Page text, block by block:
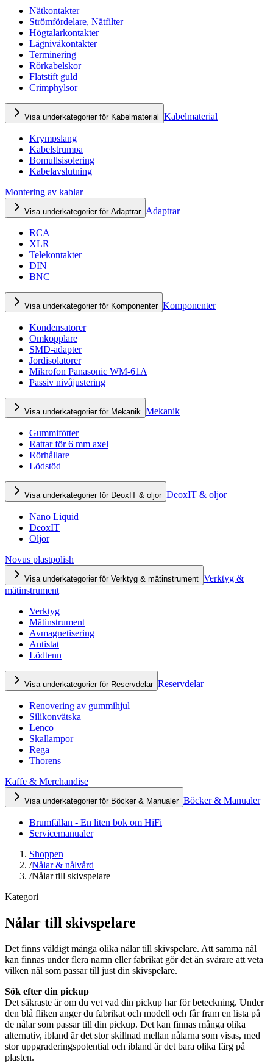
Nätkontakter
Strömfördelare, Nätfilter
Högtalarkontakter
Lågnivåkontakter
Terminering
Rörkabelskor
Flatstift guld
Crimphylsor
Visa underkategorier för Kabelmaterial Kabelmaterial
Krympslang
Kabelstrumpa
Bomullsisolering
Kabelavslutning
Montering av kablar
Visa underkategorier för Adaptrar Adaptrar
RCA
XLR
Telekontakter
DIN
BNC
Visa underkategorier för Komponenter Komponenter
Kondensatorer
Omkopplare
SMD-adapter
Jordisolatorer
Mikrofon Panasonic WM-61A
Passiv nivåjustering
Visa underkategorier för Mekanik Mekanik
Gummifötter
Rattar för 6 mm axel
Rörhållare
Lödstöd
Visa underkategorier för DeoxIT & oljor DeoxIT & oljor
Nano Liquid
DeoxIT
Oljor
Novus plastpolish
Visa underkategorier för Verktyg & mätinstrument Verktyg &
mätinstrument
Verktyg
Mätinstrument
Avmagnetisering
Antistat
Lödtenn
Visa underkategorier för Reservdelar Reservdelar
Renovering av gummihjul
Silikonvätska
Lenco
Skallampor
Rega
Thorens
Kaffe & Merchandise
Visa underkategorier för Böcker & Manualer Böcker & Manualer
Brumfällan - En liten bok om HiFi
Servicemanualer
Shoppen
/Nålar & nålvård
/Nålar till skivspelare
Kategori
Nålar till skivspelare
Det finns väldigt många olika nålar till skivspelare. Att samma nål
kan finnas under flera namn eller fabrikat gör det än svårare att veta
vilken nål som passar till just din skivspelare.
Sök efter din pickup
Det säkraste är om du vet vad din pickup har för beteckning. Under
den blå fliken anger du fabrikat och modell och får fram en lista på
de nålar som passar till din pickup. Det kan finnas många olika
alternativ, ibland är det stor skillnad mellan nålarna som visas, med
stor uppgraderingspotential och ibland är det bara olika färg på
plasten.